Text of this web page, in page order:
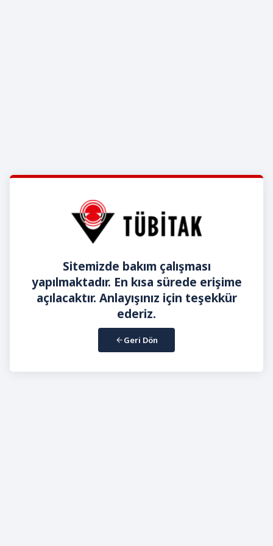
Sitemizde bakım çalışması
yapılmaktadır. En kısa sürede erişime
açılacaktır. Anlayışınız için teşekkür
ederiz.
Geri Dön